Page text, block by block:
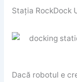
Stația RockDock
Dacă robotul e